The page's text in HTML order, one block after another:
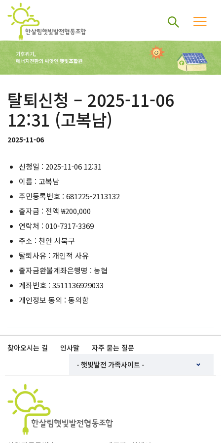
탈퇴신청 – 2025-11-06
12:31 (고복남)
2025-11-06
신청일 : 2025-11-06 12:31
이름 : 고복남
주민등록번호 : 681225-2113132
출자금 : 전액 ₩200,000
연락처 : 010-7317-3369
주소 : 천안 서북구
탈퇴사유 : 개인적 사유
출자금환불계좌은행명 : 농협
계좌번호 : 3511136929033
개인정보 동의 : 동의함
찾아오시는 길 인사말 자주 묻는 질문